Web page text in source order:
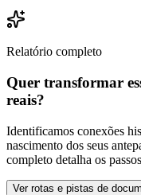
Relatório completo
Quer transformar
reais?
Identificamos conexões
nascimento dos seus
completo detalha os
Ver rotas e pistas de